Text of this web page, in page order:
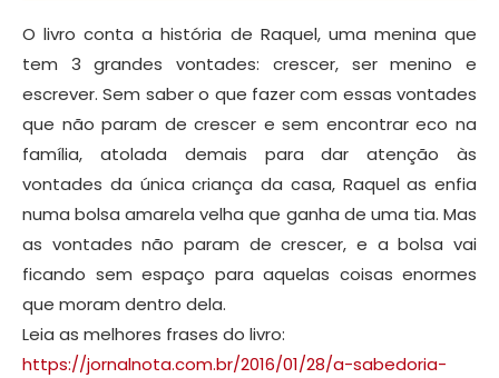
O livro conta a história de Raquel, uma menina que
tem 3 grandes vontades: crescer, ser menino e
escrever. Sem saber o que fazer com essas vontades
que não param de crescer e sem encontrar eco na
família, atolada demais para dar atenção às
vontades da única criança da casa, Raquel as enfia
numa bolsa amarela velha que ganha de uma tia. Mas
as vontades não param de crescer, e a bolsa vai
ficando sem espaço para aquelas coisas enormes
que moram dentro dela.
Leia as melhores frases do livro:
https://jornalnota.com.br/2016/01/28/a-sabedoria-